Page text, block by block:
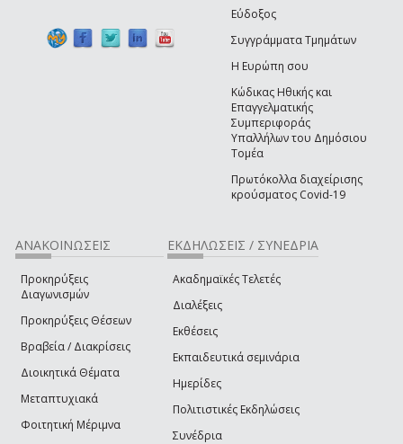
Εύδοξος
Συγγράμματα Τμημάτων
Η Ευρώπη σου
Κώδικας Ηθικής και
Επαγγελματικής
Συμπεριφοράς
Υπαλλήλων του Δημόσιου
Τομέα
Πρωτόκολλα διαχείρισης
κρούσματος Covid-19
ΑΝΑΚΟΙΝΩΣΕΙΣ
Προκηρύξεις
Διαγωνισμών
Προκηρύξεις Θέσεων
Βραβεία / Διακρίσεις
Διοικητικά Θέματα
Μεταπτυχιακά
Φοιτητική Μέριμνα
ΕΚΔΗΛΩΣΕΙΣ / ΣΥΝΕΔΡΙΑ
Ακαδημαϊκές Τελετές
Διαλέξεις
Εκθέσεις
Εκπαιδευτικά σεμινάρια
Ημερίδες
Πολιτιστικές Εκδηλώσεις
Συνέδρια